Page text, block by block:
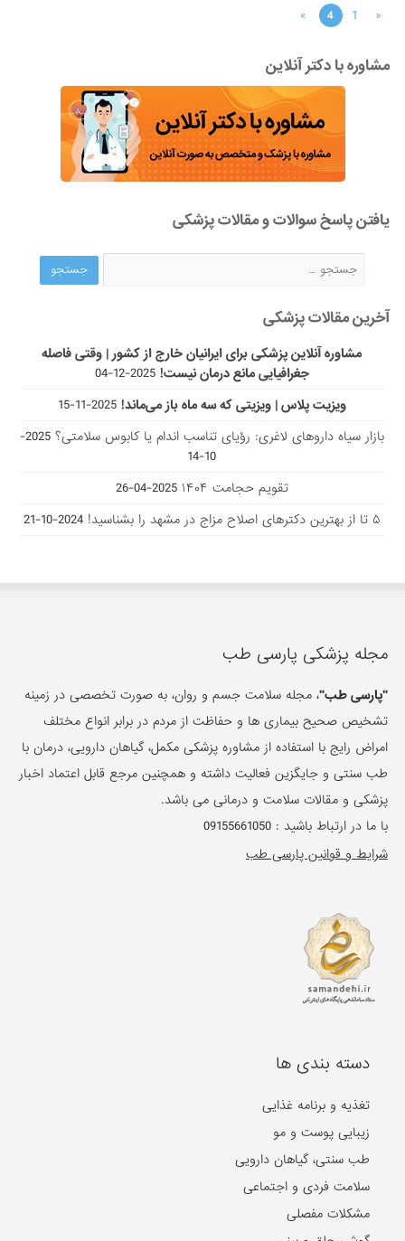
«
1
4
»
مشاوره با دکتر آنلاین
یافتن پاسخ سوالات و مقالات پزشکی
آخرین مقالات پزشکی
مشاوره آنلاین پزشکی برای ایرانیان خارج از کشور | وقتی فاصله
جغرافیایی مانع درمان نیست! 2025-12-04
ویزیت پلاس | ویزیتی که سه ماه باز می‌ماند! 2025-11-15
بازار سیاه داروهای لاغری: رؤیای تناسب اندام یا کابوس سلامتی؟
2025-
10-14
تقویم حجامت ۱۴۰۴
2025-04-26
۵ تا از بهترین دکتر‌های اصلاح مزاج در مشهد را بشناسید!
2024-10-21
مجله پزشکی پارسی طب
"پارسی طب"، مجله سلامت جسم و روان، به صورت تخصصی در زمینه
تشخیص صحیح بیماری ها و حفاظت از مردم در برابر انواع مختلف
امراض رایج با استفاده از مشاوره پزشکی مکمل، گیاهان دارویی، درمان با
طب سنتی و جایگزین فعالیت داشته و همچنین مرجع قابل اعتماد اخبار
پزشکی و مقالات سلامت و درمانی می باشد.
با ما در ارتباط باشید :09155661050
شرایط و قوانین پارسی طب
دسته بندی ها
تغذیه و برنامه غذایی
زیبایی پوست و مو
طب سنتی، گیاهان دارویی
سلامت فردی و اجتماعی
مشکلات مفصلی